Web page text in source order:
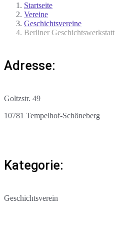
Startseite
Vereine
Geschichtsvereine
Berliner Geschichtswerkstatt
Adresse:
Goltzstr. 49
10781 Tempelhof-Schöneberg
Kategorie:
Geschichtsverein